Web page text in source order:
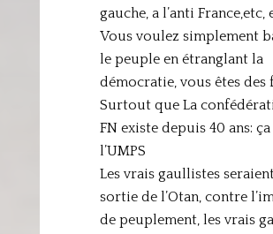
gauche, a l’anti France,etc,
Vous voulez simplement
le peuple en étranglant la
démocratie, vous êtes des
Surtout que La
FN existe depuis 40 ans: ça
l’UMPS
Les vrais gaullistes
sortie de l’Otan, contre
de peuplement, les vrais